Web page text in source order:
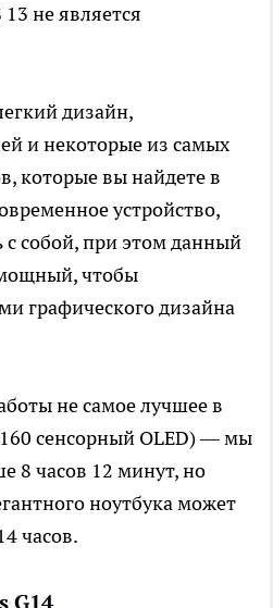
не является
дизайн,
и некоторые из самых
которые вы найдете в
устройство,
с собой, при этом данный
чтобы
графического дизайна
не самое лучшее в
сенсорный OLED) — мы
8 часов 12 минут, но
ноутбука может
часов.